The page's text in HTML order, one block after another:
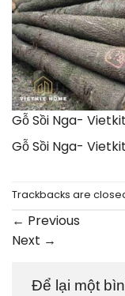
Gỗ Sồi Nga-
Gỗ Sồi Nga-
Trackbacks are
← Previous
Next →
Để lại một